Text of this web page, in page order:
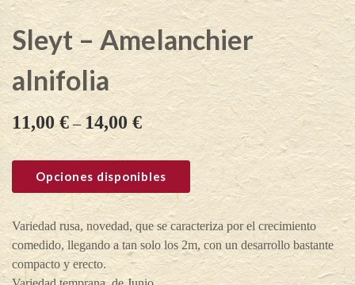
Sleyt – Amelanchier
alnifolia
11,00€–14,00€
Opciones disponibles
Variedad rusa, novedad, que se caracteriza por el crecimiento
comedido, llegando a tan solo los 2m, con un desarrollo bastante
compacto y erecto.